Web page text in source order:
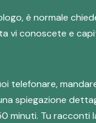
è normale
vi conoscete e
telefonare,
spiegazione
minuti. Tu racconti